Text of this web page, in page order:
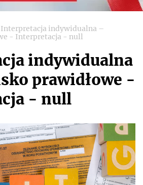
Interpretacja indywidualna –
- Interpretacja - null
indywidualna
prawidłowe -
- null